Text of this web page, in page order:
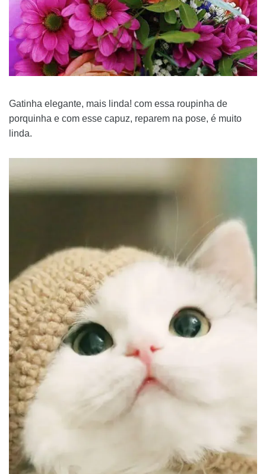
Gatinha elegante, mais linda! com essa roupinha de
porquinha e com esse capuz, reparem na pose, é muito
linda.